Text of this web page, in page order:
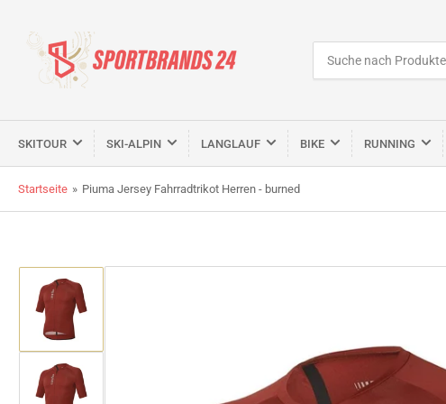
nach
Produkten
SKITOUR SKI-ALPIN LANGLAUF BIKE RUNNING
Startseite » Piuma Jersey Fahrradtrikot Herren - burned
Bild
Galerieansicht
1
laden
Bild